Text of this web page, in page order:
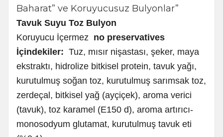
Baharat” ve Koruyucusuz Bulyonlar”
Tavuk Suyu Toz Bulyon
Koruyucu İçermez no preservatives
İçindekiler: Tuz, mısır nişastası, şeker, maya
ekstraktı, hidrolize bitkisel protein, tavuk yağı,
kurutulmuş soğan toz, kurutulmuş sarımsak toz,
zerdeçal, bitkisel yağ (ayçiçek), aroma verici
(tavuk), toz karamel (E150 d), aroma artırıcı-
monosodyum glutamat, kurutulmuş tavuk eti